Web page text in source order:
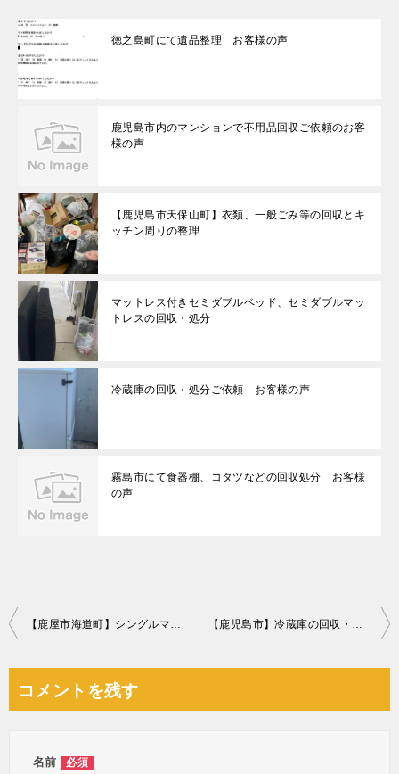
徳之島町にて遺品整理 お客様の声
鹿児島市内のマンションで不用品回収ご依頼のお客
様の声
【鹿児島市天保山町】衣類、一般ごみ等の回収とキ
ッチン周りの整理
マットレス付きセミダブルベッド、セミダブルマッ
トレスの回収・処分
冷蔵庫の回収・処分ご依頼 お客様の声
霧島市にて食器棚、コタツなどの回収処分 お客様
の声
投
ビ
【鹿屋市海道町】シングルマットレス、セミダブルマットレスの回収 【鹿児島市】冷蔵庫の回収・処分ご依頼 お客様の声
コメントを残す
名前 必須